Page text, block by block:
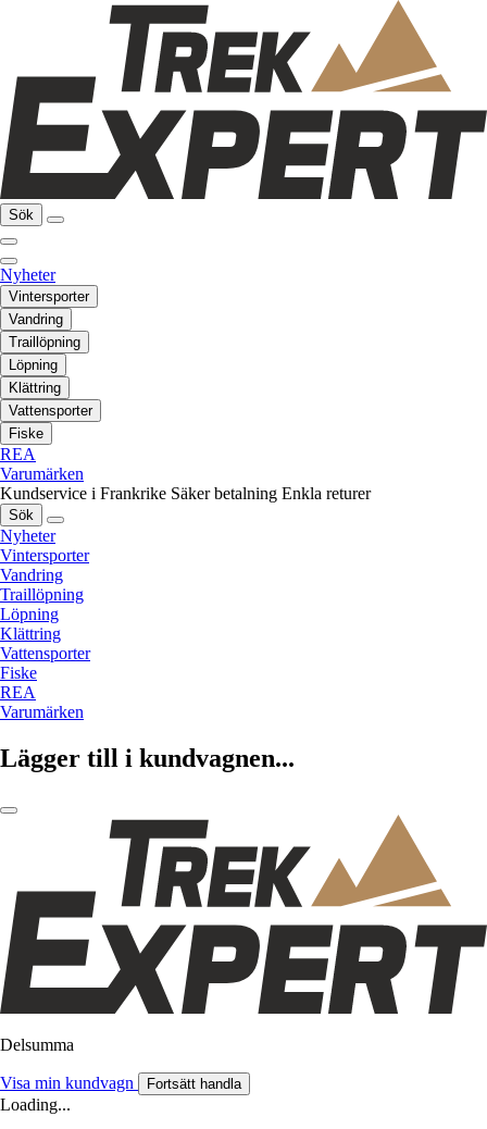
Sök
Nyheter
Vintersporter
Vandring
Traillöpning
Löpning
Klättring
Vattensporter
Fiske
REA
Varumärken
Kundservice i Frankrike Säker betalning Enkla returer
Sök
Nyheter
Vintersporter
Vandring
Traillöpning
Löpning
Klättring
Vattensporter
Fiske
REA
Varumärken
Lägger till i kundvagnen...
Delsumma
Visa min kundvagn Fortsätt handla
Loading...